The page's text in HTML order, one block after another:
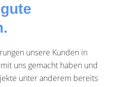
unsere Kunden in
uns gemacht haben und
unter anderem bereits